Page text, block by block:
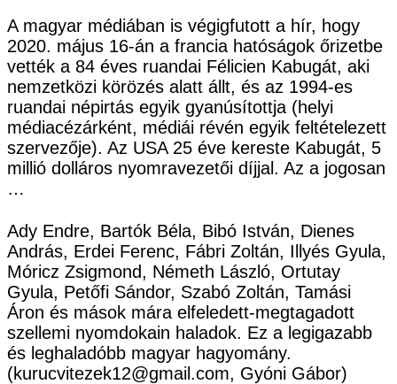
A magyar médiában is végigfutott a hír, hogy
2020. május 16-án a francia hatóságok őrizetbe
vették a 84 éves ruandai Félicien Kabugát, aki
nemzetközi körözés alatt állt, és az 1994-es
ruandai népirtás egyik gyanúsítottja (helyi
médiacézárként, médiái révén egyik feltételezett
szervezője). Az USA 25 éve kereste Kabugát, 5
millió dolláros nyomravezetői díjjal. Az a jogosan
…
Ady Endre, Bartók Béla, Bibó István, Dienes
András, Erdei Ferenc, Fábri Zoltán, Illyés Gyula,
Móricz Zsigmond, Németh László, Ortutay
Gyula, Petőfi Sándor, Szabó Zoltán, Tamási
Áron és mások mára elfeledett-megtagadott
szellemi nyomdokain haladok. Ez a legigazabb
és leghaladóbb magyar hagyomány.
(kurucvitezek12@gmail.com, Gyóni Gábor)